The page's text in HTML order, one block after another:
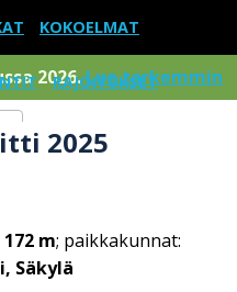
KOKOELMAT
RAJOITUKSET
2026.Lue tarkemmin
2025
172 m; paikkakunnat:
Säkylä